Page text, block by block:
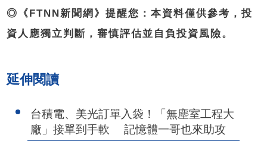
◎《FTNN新聞網》提醒您：本資料僅供參考，投
資人應獨立判斷，審慎評估並自負投資風險。
延伸閱讀
台積電、美光訂單入袋！「無塵室工程大
廠」接單到手軟 記憶體一哥也來助攻